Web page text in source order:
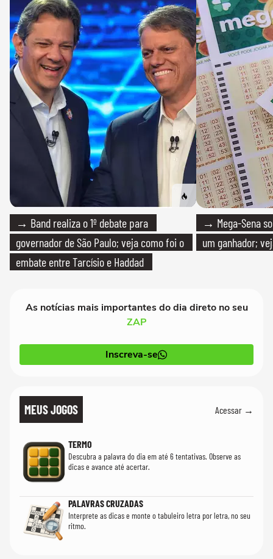
→ Band realiza o 1º debate para
governador de São Paulo; veja como foi o
embate entre Tarcísio e Haddad
→ Mega-Sena
um ganhador;
As notícias mais importantes do dia direto no seu
ZAP
Inscreva-se
MEUS JOGOS Acessar →
TERMO
Descubra a palavra do dia em até 6 tentativas. Observe as
dicas e avance até acertar.
PALAVRAS CRUZADAS
Interprete as dicas e monte o tabuleiro letra por letra, no seu
ritmo.